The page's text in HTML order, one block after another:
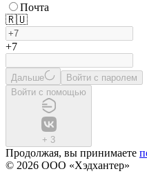
Почта
🇷🇺
+7
Дальше
Войти с паролем
Войти с помощью
+ 3
Продолжая, вы принимаете
© 2026 ООО «Хэдхантер»